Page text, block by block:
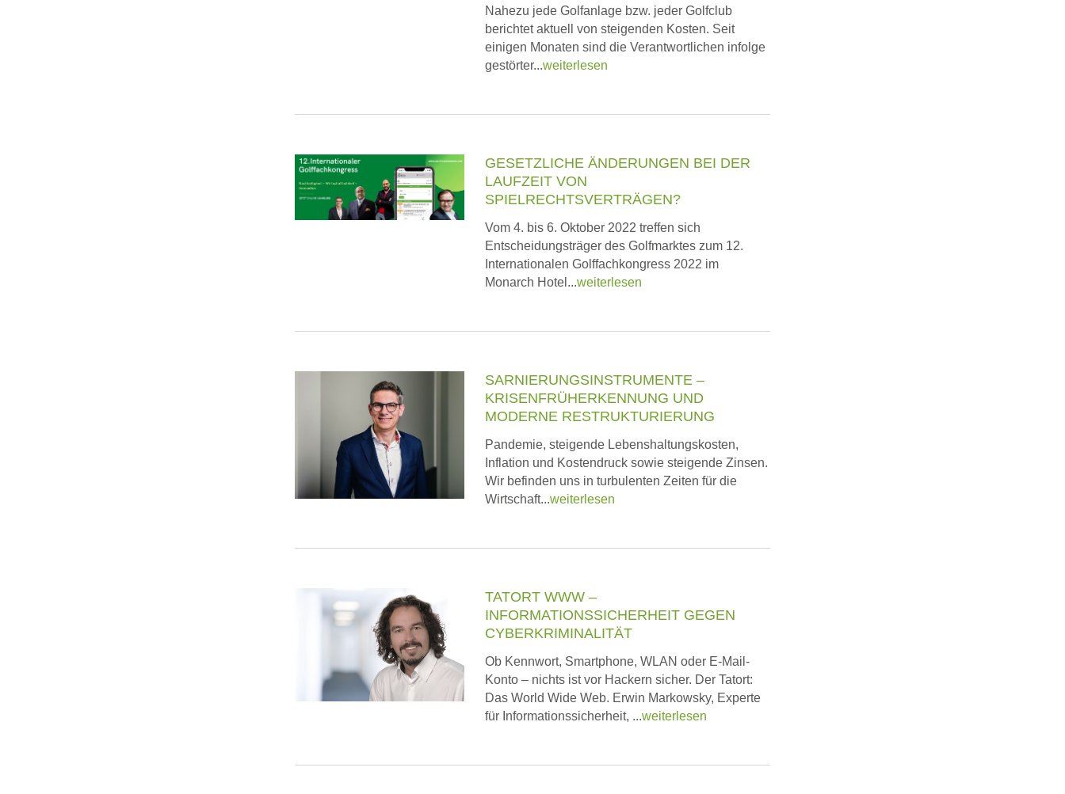
Nahezu jede Golfanlage bzw. jeder Golfclub
berichtet aktuell von stei­gen­den Kosten. Seit
einigen Monaten sind die Verantwortlichen infolge
gestörter...weiterlesen
GESETZLICHE ÄNDERUNGEN BEI DER
LAUFZEIT VON
SPIELRECHTSVERTRÄGEN?
Vom 4. bis 6. Oktober 2022 treffen sich
Entscheidungsträger des Golfmarktes zum 12.
Internationalen Golffachkongress 2022 im
Monarch Hotel...weiterlesen
SARNIERUNGSINSTRUMENTE –
KRISENFRÜHERKENNUNG UND
MODERNE RESTRUKTURIERUNG
Pandemie, steigende Lebenshaltungskosten,
Inflation und Kostendruck sowie steigende Zinsen.
Wir befinden uns in turbulenten Zeiten für die
Wirtschaft...weiterlesen
TATORT WWW –
INFORMATIONSSICHERHEIT GEGEN
CYBERKRIMINALITÄT
Ob Kennwort, Smartphone, WLAN oder E-Mail-
Konto – nichts ist vor Hackern sicher. Der Tatort:
Das World Wide Web. Erwin Markowsky, Experte
für Informationssicherheit, ...weiterlesen